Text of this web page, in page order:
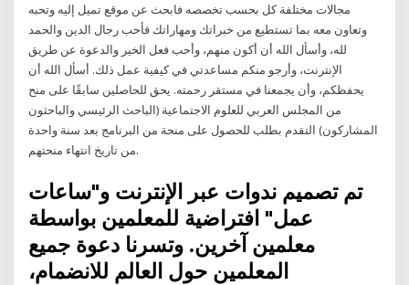
مجالات مختلفة كل بحسب تخصصه فابحث عن موقع تميل إليه وتحبه
وتعاون معه بما تستطيع من خبراتك ومهاراتك فأحب رجال الدين والحمد
لله، وأسأل الله أن أكون منهم، وأحب فعل الخير والدعوة عن طريق
الإنترنت، وأرجو منكم مساعدتي في كيفية عمل ذلك. أسأل الله أن
يحفظكم، وأن يجمعنا في مستقر رحمته. يحق للحاصلين سابقًا على منح
من المجلس العربي للعلوم الاجتماعية (الباحث الرئيسي والباحثون
المشاركون) التقدم بطلب للحصول على منحة من البرنامج بعد سنة واحدة
من تاريخ انتهاء منحتهم.
تم تصميم ندوات عبر الإنترنت و"ساعات
عمل" افتراضية للمعلمين بواسطة
معلمين آخرين. وتسرنا دعوة جميع
المعلمين حول العالم للانضمام،